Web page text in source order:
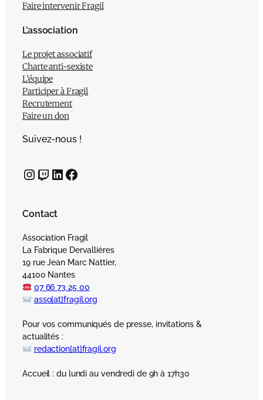
Faire intervenir Fragil
L’association
Le projet associatif
Charte anti-sexiste
L’équipe
Participer à Fragil
Recrutement
Faire un don
Suivez-nous !
InstagramTwitch LinkedIn Facebook
Contact
Association Fragil
La Fabrique Dervallières
19 rue Jean Marc Nattier,
44100 Nantes
07 66 73 25 00
asso[at]fragil.org
Pour vos communiqués de presse, invitations &
actualités :
redaction[at]fragil.org
Accueil : du lundi au vendredi de 9h à 17h30